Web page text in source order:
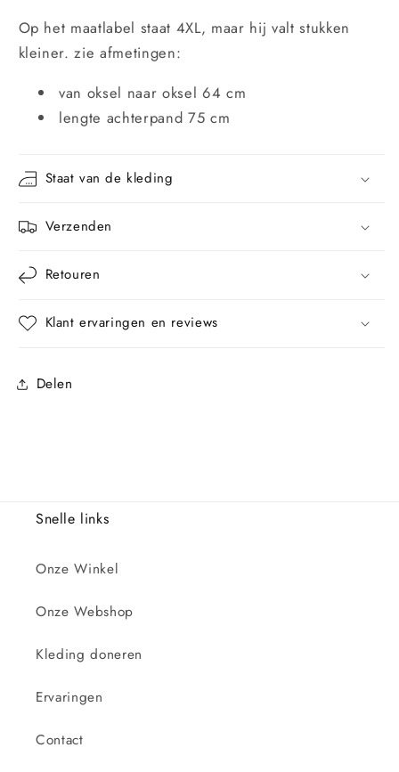
Op het maatlabel staat 4XL, maar hij valt stukken
kleiner. zie afmetingen:
van oksel naar oksel 64 cm
lengte achterpand 75 cm
Staat van de kleding
Verzenden
Retouren
Klant ervaringen en reviews
Delen
Snelle links
Onze Winkel
Onze Webshop
Kleding doneren
Ervaringen
Contact